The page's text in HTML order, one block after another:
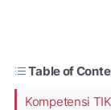
Table of
Kompetensi